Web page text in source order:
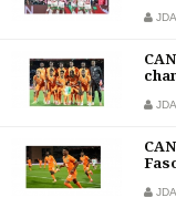
JDA
JDA
JDA